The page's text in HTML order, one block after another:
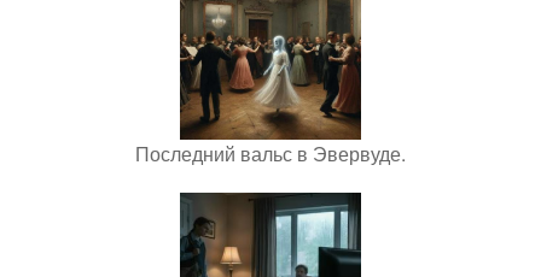
Последний вальс в Эвервуде.